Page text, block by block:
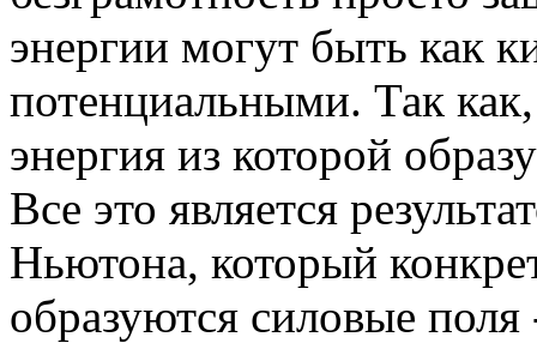
энергии могут быть как
потенциальными. Так
энергия из которой
Все это является
Ньютона, который
образуются силовые поля